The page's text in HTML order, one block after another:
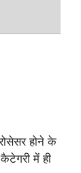
होने के
में ही